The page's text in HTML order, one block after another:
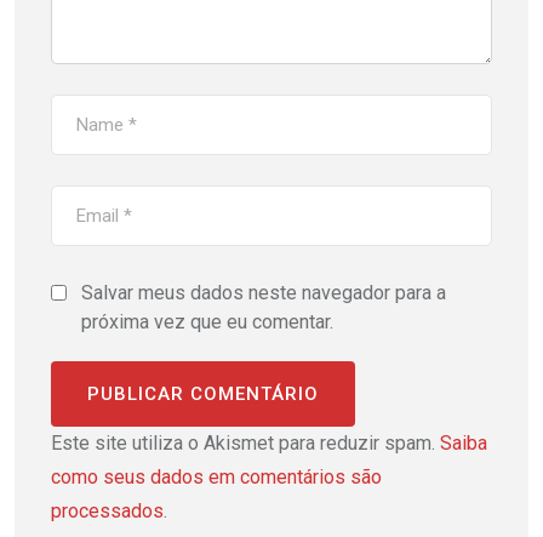
Salvar meus dados neste navegador para a
próxima vez que eu comentar.
Este site utiliza o Akismet para reduzir spam. Saiba
como seus dados em comentários são
processados.